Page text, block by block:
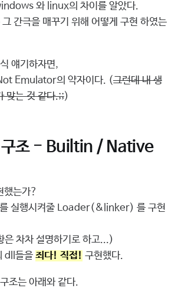
와 linux의 차이를 알았다.
그 간극을 매꾸기 위해 어떻게 구현 하였는
얘기하자면,
Emulator의 약자이다. (그런데 내 생
맞는 것 같다.;;)
구조 - Builtin / Native
했는가?
실행시켜줄 Loader(&linker) 를 구현
은 차차 설명하기로 하고...)
dll들을 죄다! 직접! 구현했다.
조는 아래와 같다.